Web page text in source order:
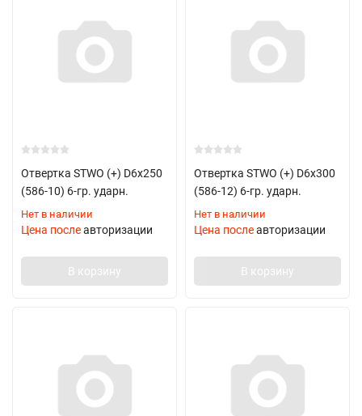
Отвертка STWO (+) D6х250
(586-10) 6-гр. ударн.
Нет в наличии
Цена послеавторизации
В корзину
Отвертка STWO (+) D6х300
(586-12) 6-гр. ударн.
Нет в наличии
Цена послеавторизации
В корзину